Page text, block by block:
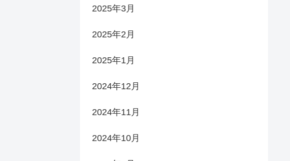
2025年3月
2025年2月
2025年1月
2024年12月
2024年11月
2024年10月